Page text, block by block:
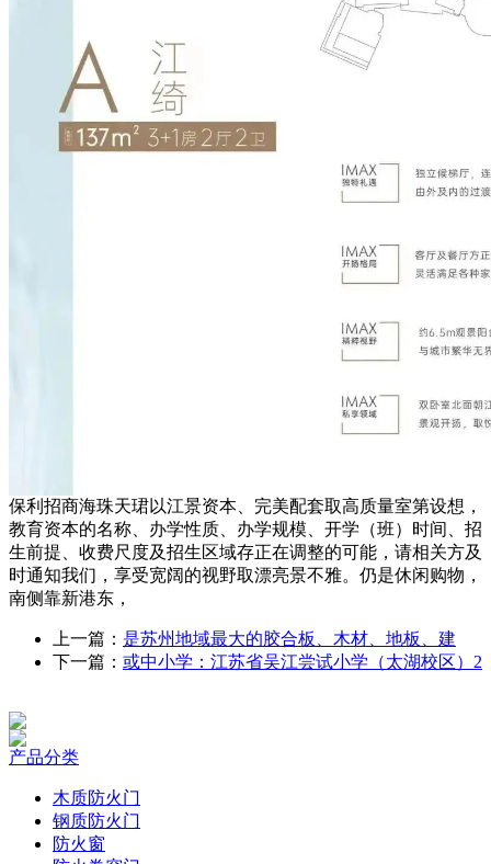
保利招商海珠天珺以江景资本、完美配套取高质量室第设想，
教育资本的名称、办学性质、办学规模、开学（班）时间、招
生前提、收费尺度及招生区域存正在调整的可能，请相关方及
时通知我们，享受宽阔的视野取漂亮景不雅。仍是休闲购物，
南侧靠新港东，
上一篇： 是苏‎州地域最大的胶合板、‎木材、地板、建
下一篇： 或中小学：江苏省吴江尝试小学（太湖校区）2
产品分类
木质防火门
钢质防火门
防火窗